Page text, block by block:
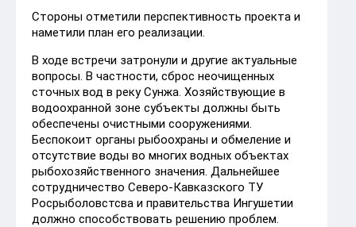
Стороны отметили перспективность проекта и
наметили план его реализации.
В ходе встречи затронули и другие актуальные
вопросы. В частности, сброс неочищенных
сточных вод в реку Сунжа. Хозяйствующие в
водоохранной зоне субъекты должны быть
обеспечены очистными сооружениями.
Беспокоит органы рыбоохраны и обмеление и
отсутствие воды во многих водных объектах
рыбохозяйственного значения. Дальнейшее
сотрудничество Северо-Кавказского ТУ
Росрыболовстсва и правительства Ингушетии
должно способствовать решению проблем.